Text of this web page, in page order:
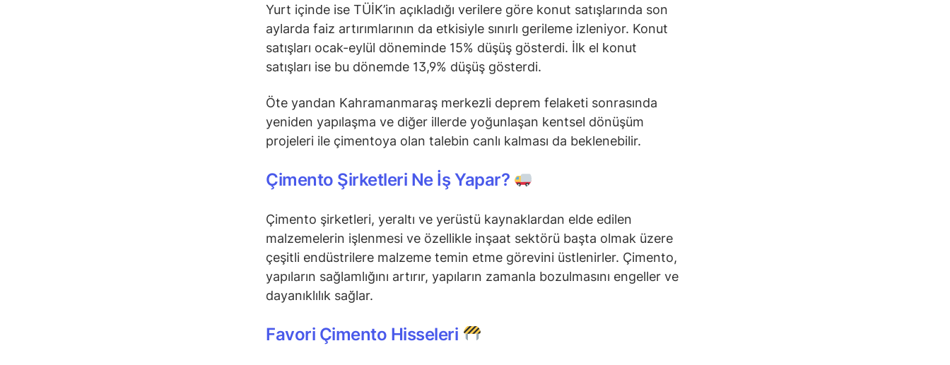
Yurt içinde ise TÜİK’in açıkladığı verilere göre konut satışlarında son
aylarda faiz artırımlarının da etkisiyle sınırlı gerileme izleniyor. Konut
satışları ocak-eylül döneminde 15% düşüş gösterdi. İlk el konut
satışları ise bu dönemde 13,9% düşüş gösterdi.
Öte yandan Kahramanmaraş merkezli deprem felaketi sonrasında
yeniden yapılaşma ve diğer illerde yoğunlaşan kentsel dönüşüm
projeleri ile çimentoya olan talebin canlı kalması da beklenebilir.
Çimento Şirketleri Ne İş Yapar?
Çimento şirketleri, yeraltı ve yerüstü kaynaklardan elde edilen
malzemelerin işlenmesi ve özellikle inşaat sektörü başta olmak üzere
çeşitli endüstrilere malzeme temin etme görevini üstlenirler. Çimento,
yapıların sağlamlığını artırır, yapıların zamanla bozulmasını engeller ve
dayanıklılık sağlar.
Favori Çimento Hisseleri